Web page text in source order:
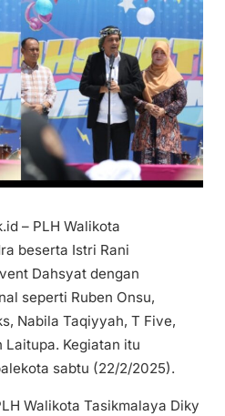
– PLH Walikota
beserta Istri Rani
Dahsyat dengan
seperti Ruben Onsu,
Nabila Taqiyyah, T Five,
Kegiatan itu
sabtu (22/2/2025).
Walikota Tasikmalaya Diky